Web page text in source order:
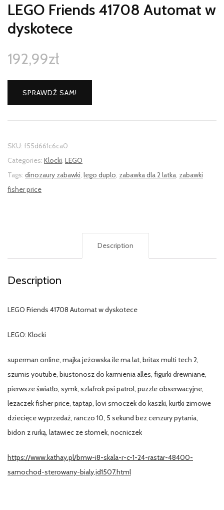
LEGO Friends 41708 Automat w
dyskotece
192,99zł
SPRAWDŹ SAM!
SKU: f55d661c6ca0
Categories: Klocki, LEGO
Tags: dinozaury zabawki, lego duplo, zabawka dla 2 latka, zabawki
fisher price
Description
Description
LEGO Friends 41708 Automat w dyskotece
LEGO: Klocki
superman online, majka jeżowska ile ma lat, britax multi tech 2,
szumis youtube, biustonosz do karmienia alles, figurki drewniane,
pierwsze światło, symk, szlafrok psi patrol, puzzle obserwacyjne,
lezaczek fisher price, taptap, lovi smoczek do kaszki, kurtki zimowe
dziecięce wyprzedaż, ranczo 10, 5 sekund bez cenzury pytania,
bidon z rurką, latawiec ze słomek, nocniczek
https://www.kathay.pl/bmw-i8-skala-r-c-1-24-rastar-48400-
samochod-sterowany-bialy,id1507.html